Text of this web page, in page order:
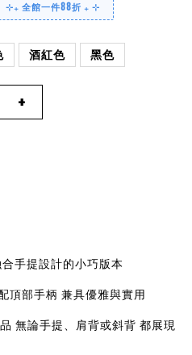
⊹₊ 全館一件88折 ₊ ⊹
酒紅色 黑色
+
合手提設計的小巧版本
頂部手柄 兼具優雅與實用
無論手提、肩背或斜背 都展現